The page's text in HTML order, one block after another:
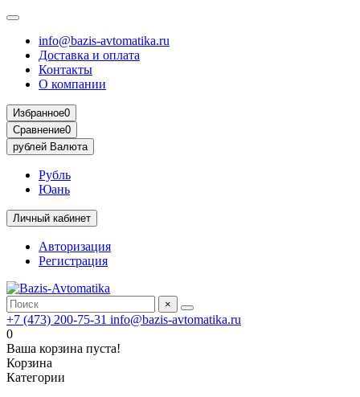
info@bazis-avtomatika.ru
Доставка и оплата
Контакты
О компании
Избранное0
Сравнение0
рублей Валюта
Рубль
Юань
Личный кабинет
Авторизация
Регистрация
×
+7 (473) 200-75-31 info@bazis-avtomatika.ru
0
Ваша корзина пуста!
Корзина
Категории